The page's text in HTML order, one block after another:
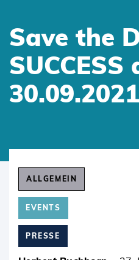
Save the
SUCCESS
30.09.2021
ALLGEMEIN
EVENTS
PRESSE